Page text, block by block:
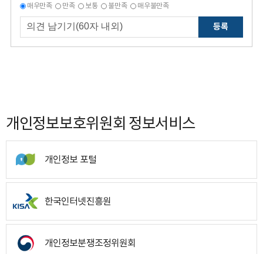
매우만족 만족 보통 불만족 매우불만족
등록
개인정보보호위원회 정보서비스
개인정보 포털
한국인터넷진흥원
개인정보분쟁조정위원회